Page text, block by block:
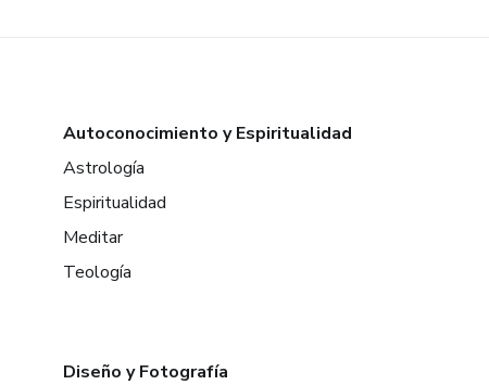
Autoconocimiento y Espiritualidad
Astrología
Espiritualidad
Meditar
Teología
Diseño y Fotografía